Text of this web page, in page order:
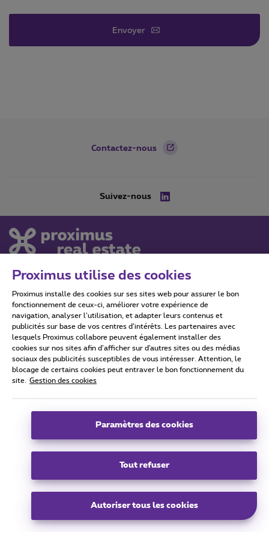
Envoyer
Contactez-nous
Suivez-nous
Avenue du Roi Albert II 27,
info@proximusrealestate.com
Tous droits réservés. © 2024 Proximus
Conditions générales, info sur la consommation et la vie privée
Cookie manager
Ce site a été créé et est géré conformément au droit belge
Proximus utilise des cookies
Proximus installe des cookies sur ses sites web pour assurer le bon
fonctionnement de ceux-ci, améliorer votre expérience de
navigation, analyser l’utilisation, et adapter leurs contenus et
publicités sur base de vos centres d’intérêts. Les partenaires avec
lesquels Proximus collabore peuvent également installer des
cookies sur nos sites afin d’afficher sur d'autres sites ou des médias
sociaux des publicités susceptibles de vous intéresser. Attention, le
blocage de certains cookies peut entraver le bon fonctionnement du
site.
Gestion des cookies
Paramètres des cookies
Tout refuser
Autoriser tous les cookies